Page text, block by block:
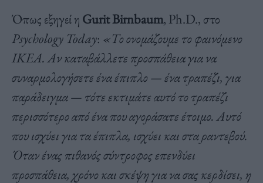
Όπως εξηγεί η Gurit Birnbaum, Ph.D., στο
Psychology Today: «Το ονομάζουμε το φαινόμενο
IKEA. Αν καταβάλλετε προσπάθεια για να
συναρμολογήσετε ένα έπιπλο — ένα τραπέζι, για
παράδειγμα — τότε εκτιμάτε αυτό το τραπέζι
περισσότερο από ένα που αγοράσατε έτοιμο. Αυτό
που ισχύει για τα έπιπλα, ισχύει και στα ραντεβού.
Όταν ένας πιθανός σύντροφος επενδύει
προσπάθεια, χρόνο και σκέψη για να σας κερδίσει, η